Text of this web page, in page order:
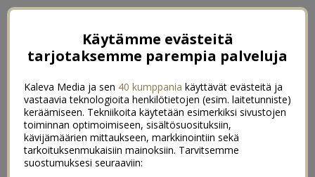
Käytämme evästeitä
tarjotaksemme parempia palveluja
Kaleva Media ja sen 40 kumppania käyttävät evästeitä ja
vastaavia teknologioita henkilötietojen (esim. laitetunniste)
keräämiseen. Tekniikoita käytetään esimerkiksi sivustojen
toiminnan optimoimiseen, sisältösuosituksiin,
kävijämäärien mittaukseen, markkinointiin sekä
tarkoituksenmukaisiin mainoksiin. Tarvitsemme
suostumuksesi seuraaviin: